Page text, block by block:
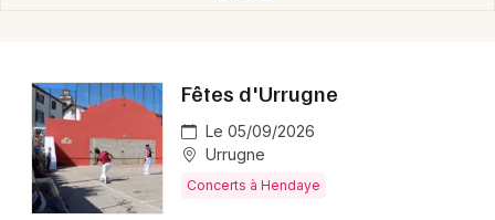
Fêtes d'Urrugne
Le 05/09/2026
Urrugne
Concerts à Hendaye